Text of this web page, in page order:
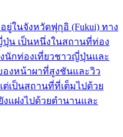
ยู่ในจังหวัดฟุกุอิ (Fukui) ทาง
น เป็นหนึ่งในสถานที่ท่อง
นักท่องเที่ยวชาวญี่ปุ่นและ
งหน้าผาที่สูงชันและวิว
เป็นสถานที่ที่เต็มไปด้วย
แฝงไปด้วยตำนานและ